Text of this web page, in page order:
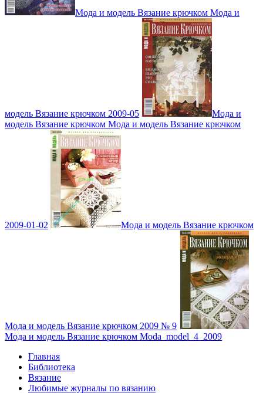
Мода и модель Вязание крючком Мода и
модель Вязание крючком 2009-05
Мода и
модель Вязание крючком Мода и модель Вязание крючком
2009-01-02 Мода и модель Вязание крючком
Мода и модель Вязание крючком 2009 № 9
Мода и модель Вязание крючком Moda_model_4_2009
Главная
Библиотека
Вязание
Любимые журналы по вязанию